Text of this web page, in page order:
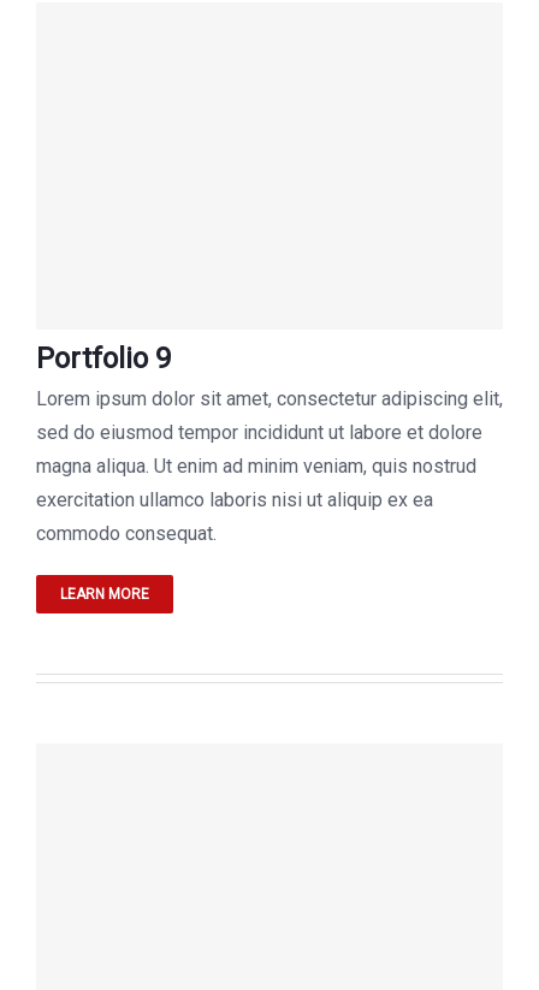
Portfolio 9
Lorem ipsum dolor sit amet, consectetur adipiscing elit,
sed do eiusmod tempor incididunt ut labore et dolore
magna aliqua. Ut enim ad minim veniam, quis nostrud
exercitation ullamco laboris nisi ut aliquip ex ea
commodo consequat.
LEARN MORE